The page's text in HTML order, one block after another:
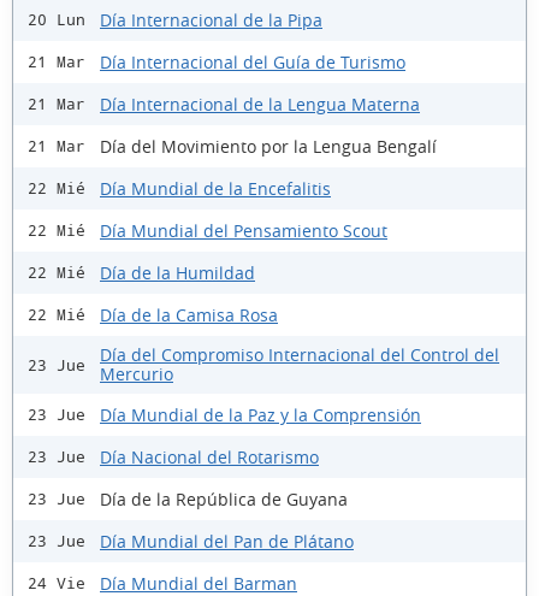
20 Lun Día Internacional de la Pipa
21 Mar Día Internacional del Guía de Turismo
21 Mar Día Internacional de la Lengua Materna
21 Mar Día del Movimiento por la Lengua Bengalí
22 Mié Día Mundial de la Encefalitis
22 Mié Día Mundial del Pensamiento Scout
22 Mié Día de la Humildad
22 Mié Día de la Camisa Rosa
23 Jue
Día del Compromiso Internacional del Control del
Mercurio
23 Jue Día Mundial de la Paz y la Comprensión
23 Jue Día Nacional del Rotarismo
23 Jue Día de la República de Guyana
23 Jue Día Mundial del Pan de Plátano
24 Vie Día Mundial del Barman